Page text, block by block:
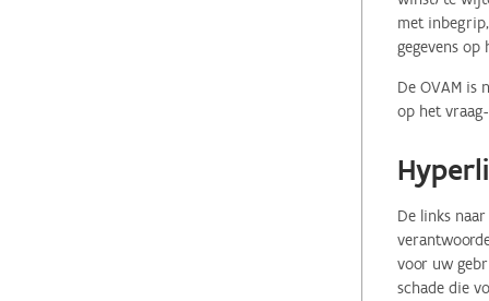
met
gegevens
De OVAM is
op het
De links
voor uw
schade die